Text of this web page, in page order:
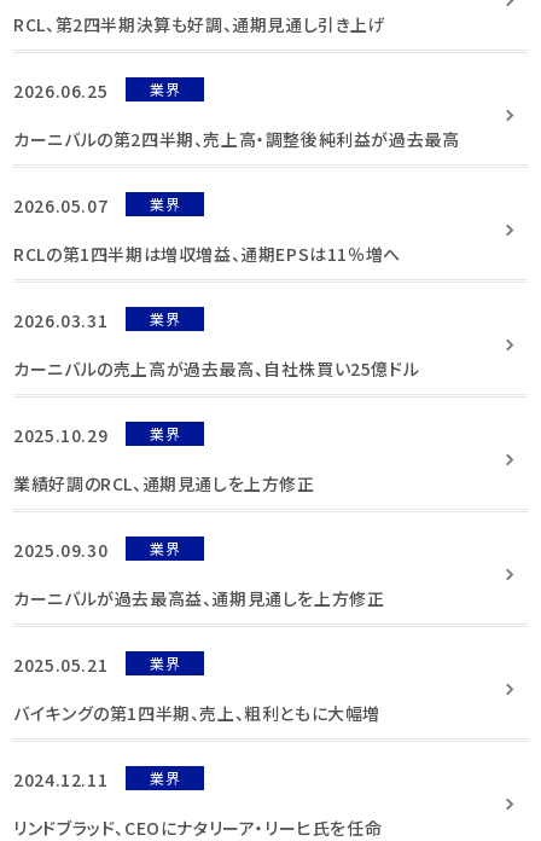
RCL、第2四半期決算も好調、通期見通し引き上げ
2026.06.25 業界
カーニバルの第2四半期、売上高・調整後純利益が過去最高
2026.05.07 業界
RCLの第1四半期は増収増益、通期EPSは11％増へ
2026.03.31 業界
カーニバルの売上高が過去最高、自社株買い25億ドル
2025.10.29 業界
業績好調のRCL、通期見通しを上方修正
2025.09.30 業界
カーニバルが過去最高益、通期見通しを上方修正
2025.05.21 業界
バイキングの第1四半期、売上、粗利ともに大幅増
2024.12.11 業界
リンドブラッド、CEOにナタリーア・リーヒ氏を任命